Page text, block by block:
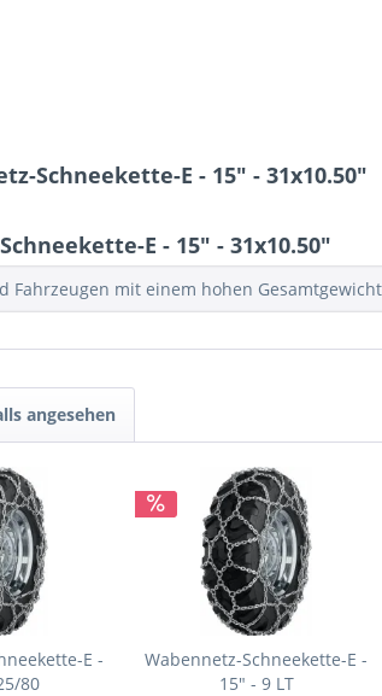
Schneekette-E - 15" - 31x10.50"
E - 15" - 31x10.50"
Fahrzeugen mit einem hohen
angesehen
E -
80
Wabennetz-Schneekette-E -
15" - 9 LT